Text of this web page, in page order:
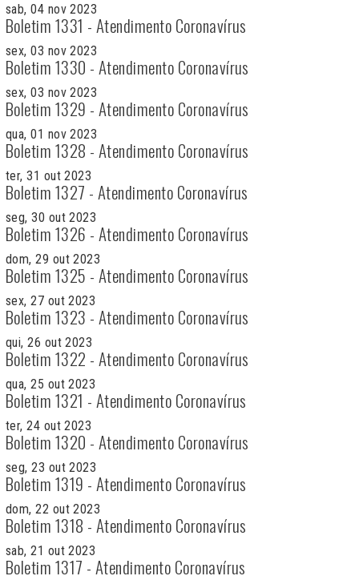
sab, 04 nov 2023
Boletim 1331 - Atendimento Coronavírus
sex, 03 nov 2023
Boletim 1330 - Atendimento Coronavírus
sex, 03 nov 2023
Boletim 1329 - Atendimento Coronavírus
qua, 01 nov 2023
Boletim 1328 - Atendimento Coronavírus
ter, 31 out 2023
Boletim 1327 - Atendimento Coronavírus
seg, 30 out 2023
Boletim 1326 - Atendimento Coronavírus
dom, 29 out 2023
Boletim 1325 - Atendimento Coronavírus
sex, 27 out 2023
Boletim 1323 - Atendimento Coronavírus
qui, 26 out 2023
Boletim 1322 - Atendimento Coronavírus
qua, 25 out 2023
Boletim 1321 - Atendimento Coronavírus
ter, 24 out 2023
Boletim 1320 - Atendimento Coronavírus
seg, 23 out 2023
Boletim 1319 - Atendimento Coronavírus
dom, 22 out 2023
Boletim 1318 - Atendimento Coronavírus
sab, 21 out 2023
Boletim 1317 - Atendimento Coronavírus